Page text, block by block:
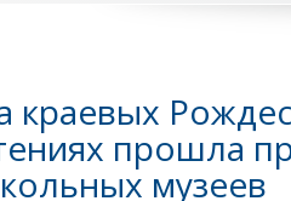
краевых
прошла
музеев